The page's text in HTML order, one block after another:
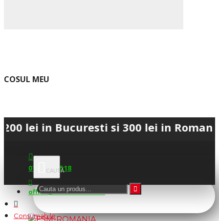
COSUL MEU
Bucuresti si 300 lei in Romania •
0745.677.518
office@fsm-romania.ro
Consumabile